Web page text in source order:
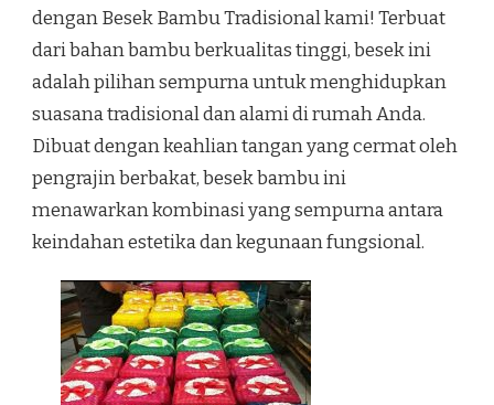
dengan Besek Bambu Tradisional kami! Terbuat
dari bahan bambu berkualitas tinggi, besek ini
adalah pilihan sempurna untuk menghidupkan
suasana tradisional dan alami di rumah Anda.
Dibuat dengan keahlian tangan yang cermat oleh
pengrajin berbakat, besek bambu ini
menawarkan kombinasi yang sempurna antara
keindahan estetika dan kegunaan fungsional.